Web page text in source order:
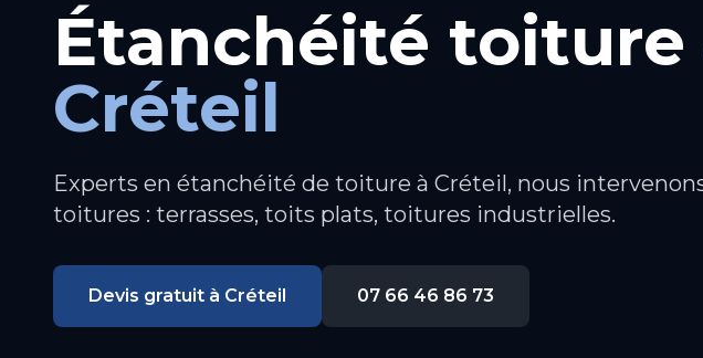
Étanchéité toiture
Créteil
Experts en étanchéité de toiture à Créteil, nous
toitures : terrasses, toits plats, toitures industrielles.
Devis gratuit à Créteil 07 66 46 86 73